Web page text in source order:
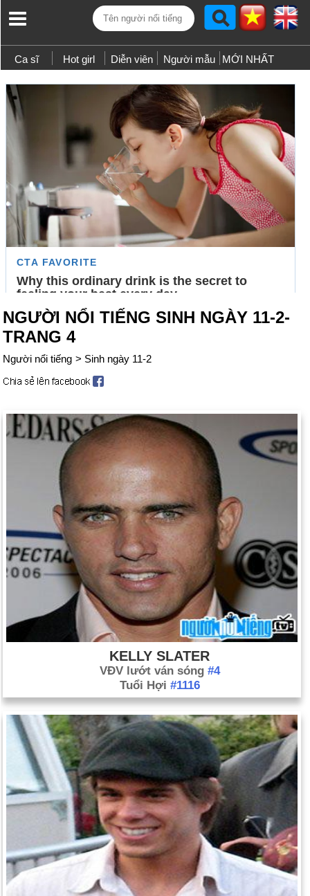
Ca sĩ Hot girl Diễn viên Người mẫu MỚI NHẤT
NGƯỜI NỔI TIẾNG SINH NGÀY 11-2-
TRANG 4
Người nổi tiếng > Sinh ngày 11-2
KELLY SLATER
VĐV lướt ván sóng #4
Tuổi Hợi #1116